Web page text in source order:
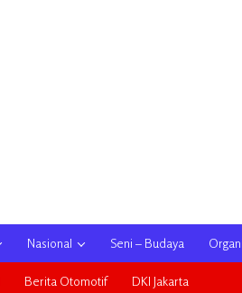
Nasional Seni – Budaya
Berita Otomotif DKI Jakarta